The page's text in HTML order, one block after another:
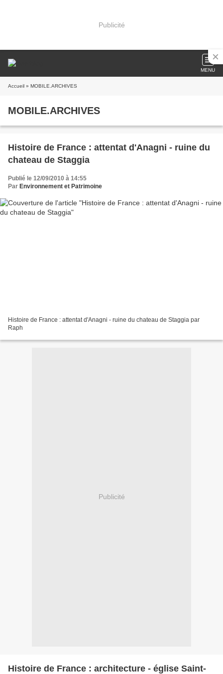
Publicité
MENU
Accueil » MOBILE.ARCHIVES
MOBILE.ARCHIVES
Histoire de France : attentat d'Anagni - ruine du
chateau de Staggia
Publié le 12/09/2010 à 14:55
Par Environnement et Patrimoine
Histoire de France : attentat d'Anagni - ruine du chateau de Staggia par
Raph
Publicité
Histoire de France : architecture - église Saint-